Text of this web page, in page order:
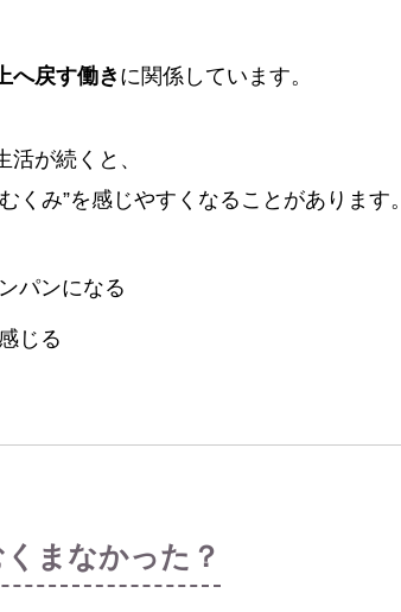
へ戻す働きに関係しています。
活が続くと、
くみ”を感じやすくなることがあります。
パンになる
じる
まなかった？